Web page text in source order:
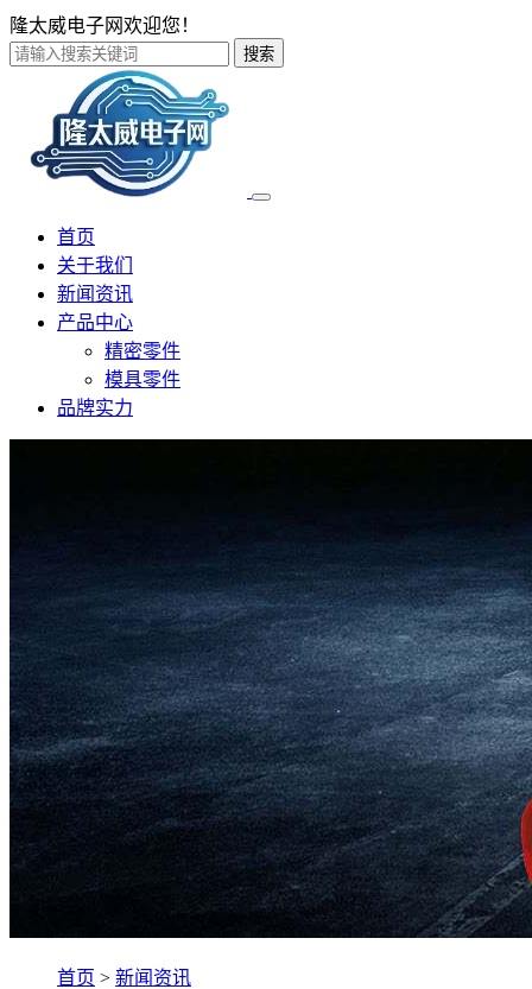
隆太威电子网欢迎您！
搜索
首页
关于我们
新闻资讯
产品中心
精密零件
模具零件
品牌实力
首页 > 新闻资讯